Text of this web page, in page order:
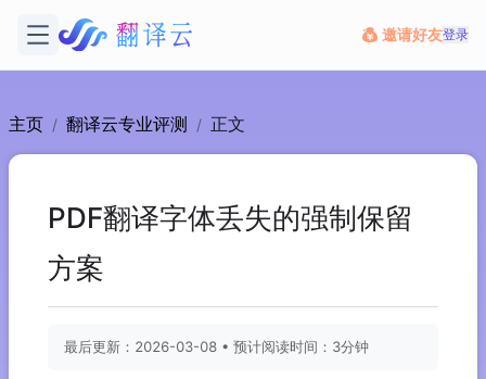
邀请好友登录
主页 / 翻译云专业评测 / 正文
PDF翻译字体丢失的强制保留
方案
最后更新：2026-03-08 • 预计阅读时间：3分钟